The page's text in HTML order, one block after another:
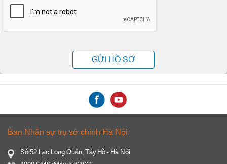
GỬI HỒ SƠ
Ban Nhân sự trụ sở chính Hà Nội
Số 52 Lạc Long Quân, Tây Hồ - Hà Nội